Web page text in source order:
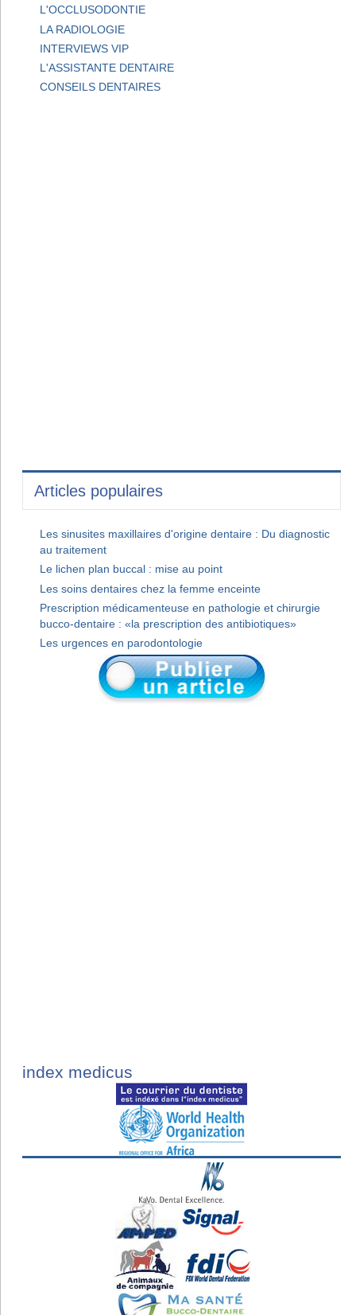
L'OCCLUSODONTIE
LA RADIOLOGIE
INTERVIEWS VIP
L'ASSISTANTE DENTAIRE
CONSEILS DENTAIRES
Articles populaires
Les sinusites maxillaires d'origine dentaire : Du diagnostic
au traitement
Le lichen plan buccal : mise au point
Les soins dentaires chez la femme enceinte
Prescription médicamenteuse en pathologie et chirurgie
bucco-dentaire : «la prescription des antibiotiques»
Les urgences en parodontologie
index medicus